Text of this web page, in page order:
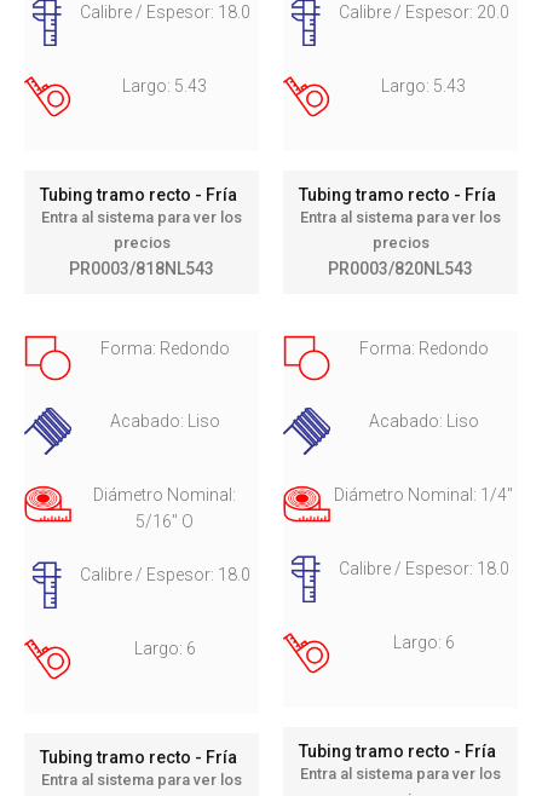
Calibre / Espesor: 18.0
Largo: 5.43
Tubing tramo recto - Fría
Entra al sistema para ver los
precios
PR0003/818NL543
Calibre / Espesor: 20.0
Largo: 5.43
Tubing tramo recto - Fría
Entra al sistema para ver los
precios
PR0003/820NL543
Forma: Redondo
Acabado: Liso
Diámetro Nominal:
5/16" O
Calibre / Espesor: 18.0
Largo: 6
Tubing tramo recto - Fría
Entra al sistema para ver los
Forma: Redondo
Acabado: Liso
Diámetro Nominal: 1/4"
Calibre / Espesor: 18.0
Largo: 6
Tubing tramo recto - Fría
Entra al sistema para ver los